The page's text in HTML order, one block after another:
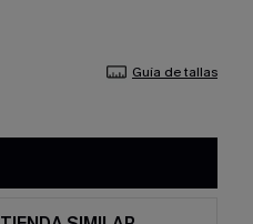
Guía de tallas